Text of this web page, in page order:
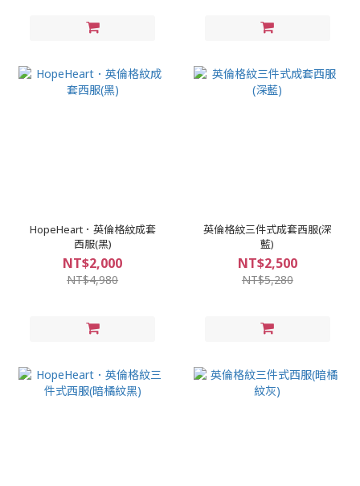
HopeHeart．英倫格紋成套
西服(黑)
NT$2,000
NT$4,980
英倫格紋三件式成套西服(深
藍)
NT$2,500
NT$5,280